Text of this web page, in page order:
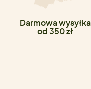
Darmowa wysyłka
od 350 zł